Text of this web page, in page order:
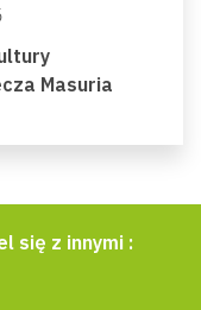
Masuria
się z innymi :